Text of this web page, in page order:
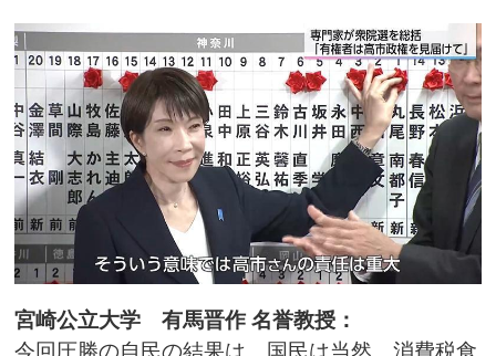
宮崎公立大学 有馬晋作 名誉教授：